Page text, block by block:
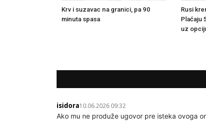
Krv i suzavac na granici, pa 90
minuta spasa
Rusi
Plaćaju
uz
isidora10.06.2026 09:32
Ako mu ne produže ugovor pre isteka ovoga